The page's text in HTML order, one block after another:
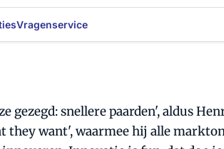
Vragenservice
snellere paarden', aldus
want', waarmee hij alle